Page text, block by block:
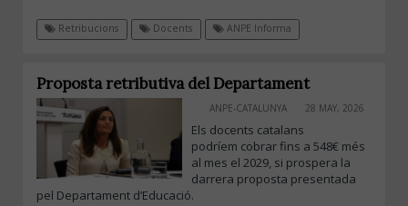
Retribucions Docents ANPE Informa
Proposta retributiva del Departament
ANPE-CATALUNYA 28 MAY, 2026
Els docents catalans
podríem cobrar fins a 548€ més
al mes el 2029, si prospera la
darrera proposta presentada
pel Departament d’Educació.